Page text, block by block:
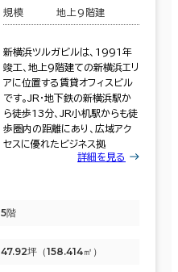
規模 地上9階建
新横浜ツルガビルは、1991年
竣工、地上9階建ての新横浜エリ
アに位置する賃貸オフィスビル
です。JR・地下鉄の新横浜駅か
ら徒歩13分、JR小机駅からも徒
歩圏内の距離にあり、広域アク
セスに優れたビジネス拠
詳細を見る
5階
47.92坪（158.414㎡）